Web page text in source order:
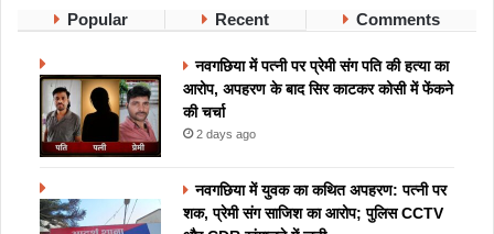
Popular Recent Comments
नवगछिया में पत्नी पर प्रेमी संग पति की हत्या का
आरोप, अपहरण के बाद सिर काटकर कोसी में फेंकने
की चर्चा
2 days ago
नवगछिया में युवक का कथित अपहरण: पत्नी पर
शक, प्रेमी संग साजिश का आरोप; पुलिस CCTV